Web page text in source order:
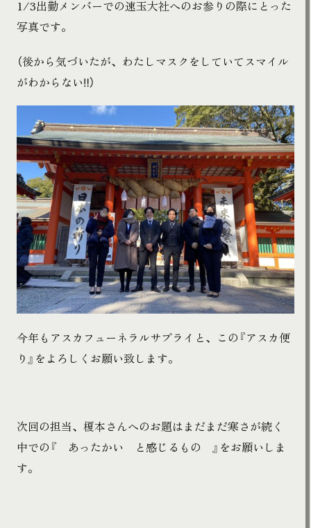
1/3出勤メンバーでの速玉大社へのお参りの際にとった
写真です。
（後から気づいたが、わたしマスクをしていてスマイル
がわからない‼）
今年もアスカフューネラルサプライと、この『アスカ便
り』をよろしくお願い致します。
次回の担当、榎本さんへのお題はまだまだ寒さが続く
中での『 あったかい と感じるもの 』をお願いしま
す。